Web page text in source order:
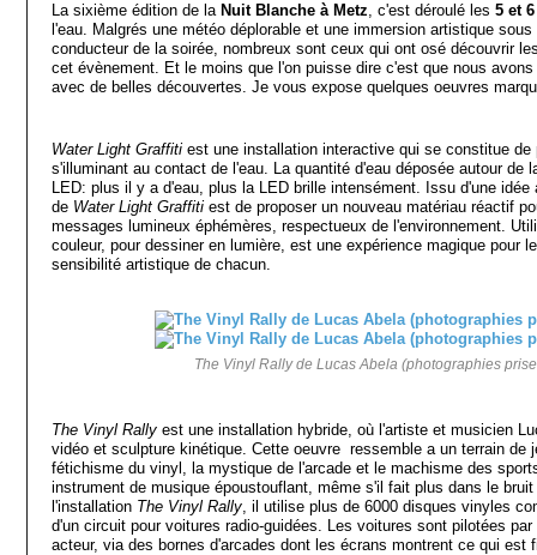
La sixième édition de la Nuit Blanche à Metz, c'est déroulé les 5 et
l'eau. Malgrés une météo déplorable et une immersion artistique
conducteur de la soirée, nombreux sont ceux qui ont osé découvrir
cet évènement. Et le moins que l'on puisse dire c'est que nous
avec de belles découvertes. Je vous expose quelques oeuvres
Water Light Graffiti est une installation interactive qui se constitue
s'illuminant au contact de l'eau. La quantité d'eau déposée autour de
LED: plus il y a d'eau, plus la LED brille intensément. Issu d'une
de Water Light Graffiti est de proposer un nouveau matériau réactif
messages lumineux éphémères, respectueux de l'environnement.
couleur, pour dessiner en lumière, est une expérience magique pour
sensibilité artistique de chacun.
The Vinyl Rally de Lucas Abela (photographies
The Vinyl Rally est une installation hybride, où l'artiste et musicien
vidéo et sculpture kinétique. Cette oeuvre ressemble a un terrain de
fétichisme du vinyl, la mystique de l'arcade et le machisme des
instrument de musique époustouflant, même s'il fait plus dans le
l'installation The Vinyl Rally, il utilise plus de 6000 disques vinyles
d'un circuit pour voitures radio-guidées. Les voitures sont pilotées
acteur, via des bornes d'arcades dont les écrans montrent ce qui est